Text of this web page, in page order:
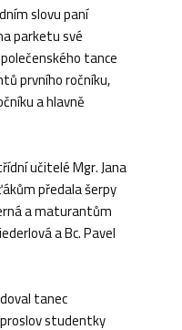
slovu paní
parketu své
tance
prvního ročníku,
a hlavně
učitelé Mgr. Jana
předala šerpy
a maturantům
a Bc. Pavel
tanec
studentky